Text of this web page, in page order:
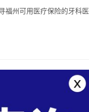
福州可用医疗保险的牙科医